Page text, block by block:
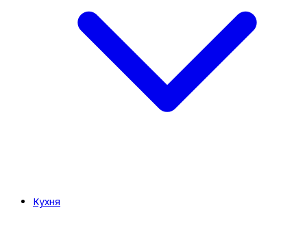
Кухня